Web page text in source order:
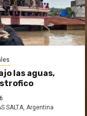
las aguas,
SALTA, Argentina